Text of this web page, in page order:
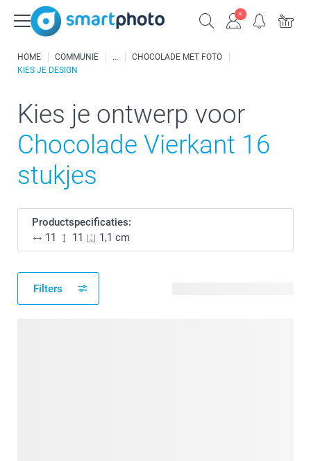
HOME COMMUNIE
CHOCOLADE MET FOTO
KIES JE DESIGN
Kies je ontwerp voor
Chocolade Vierkant 16
stukjes
Productspecificaties:
11
11 1,1 cm
Filters